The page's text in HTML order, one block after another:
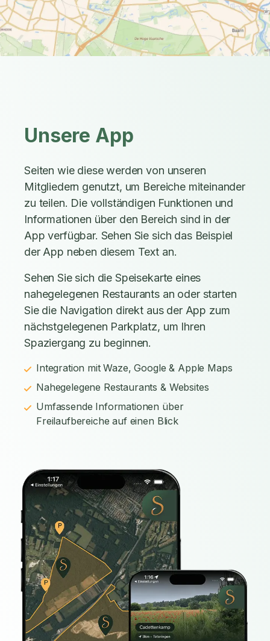
Unsere App
Seiten wie diese werden von unseren
Mitgliedern genutzt, um Bereiche miteinander
zu teilen. Die vollständigen Funktionen und
Informationen über den Bereich sind in der
App verfügbar. Sehen Sie sich das Beispiel
der App neben diesem Text an.
Sehen Sie sich die Speisekarte eines
nahegelegenen Restaurants an oder starten
Sie die Navigation direkt aus der App zum
nächstgelegenen Parkplatz, um Ihren
Spaziergang zu beginnen.
Integration mit Waze, Google & Apple Maps
Nahegelegene Restaurants & Websites
Umfassende Informationen über
Freilaufbereiche auf einen Blick